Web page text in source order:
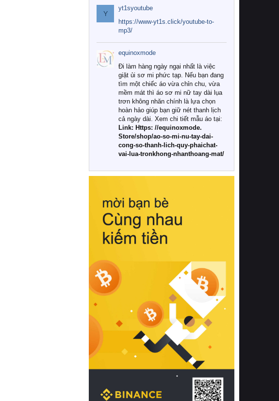
Tuy nhiên, giữa thị trường đa dạng
với vô vàn thương hiệu và mẫu mã
như hiện nay, làm thế nào để chọn
được những bộ chăn ga gối đệm cao
cấp thực sự chất lượng, phù hợp với
khí hậu và nhu cầu sử dụng của gia
đình? Hãy cùng chúng tôi đi tìm lời
giải đáp chi tiết qua bài viết dưới đây.
1. Tại sao các gia đình hiện đại lại ưa
chuộng chăn ga gối đệm cao cấp?
Khác với các dòng sản phẩm thông
thường, những bộ chăn ga gối đệm
cao cấp trải qua quy trình sản xuất
nghiêm ngặt từ khâu chọn lọc nguyên
liệu tự nhiên đến công nghệ dệt
nhuộm hiện đại không chứa hóa chất
này, bạn sẽ cảm nhận rõ rệt sự khác
hồi chuẩn xác của phần đệm nâng đỡ
cột sống.
Bên cạnh đó, việc lựa chọn các dòng
sản phẩm đạt chuẩn chất lượng quốc
tế còn giúp ngăn ngừa tình trạng kích
khuẩn và nấm mốc trong điều kiện
thời tiết nóng ẩm. Bạn có thể tìm hiểu
thêm các nghiên cứu khoa học về tác
động của giấc ngủ và môi trường
phòng ngủ đối với sức khỏe con
người tại Sleep Foundation (External
Link) để có cái nhìn toàn diện hơn.
2. Các tiêu chí vàng khi lựa chọn
chăn ga gối đệm cao cấp cho phòng
ngủ
Để sở hữu một bộ chăn ga gối đệm
cao cấp hoàn hảo cả về thẩm mỹ lẫn
công năng, người tiêu dùng cần cân
nhắc kỹ lưỡng các tiêu chí quan trọng
Y
yt1syoutube
https://www-yt1s.click/youtube-to-
mp3/
equinoxmode
Đi làm hàng ngày ngại nhất là việc
giặt ủi sơ mi phức tạp. Nếu bạn đang
tìm một chiếc áo vừa chỉn chu, vừa
mềm mát thì áo sơ mi nữ tay dài lụa
trơn không nhăn chính là lựa chọn
hoàn hảo giúp bạn giữ nét thanh lịch
cả ngày dài. Xem chi tiết mẫu áo tại:
Link: Https: //equinoxmode.
Store/shop/ao-so-mi-nu-tay-dai-
cong-so-thanh-lich-quy-phaichat-
vai-lua-tronkhong-nhanthoang-mat/